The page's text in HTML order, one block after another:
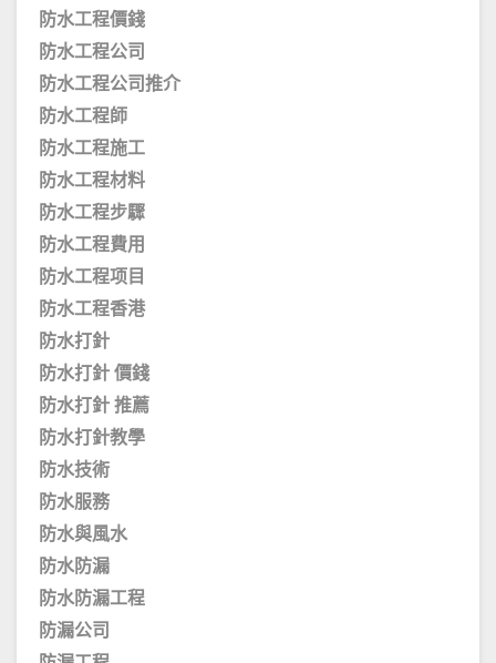
防水工程價錢
防水工程公司
防水工程公司推介
防水工程師
防水工程施工
防水工程材料
防水工程步驟
防水工程費用
防水工程项目
防水工程香港
防水打針
防水打針 價錢
防水打針 推薦
防水打針教學
防水技術
防水服務
防水與風水
防水防漏
防水防漏工程
防漏公司